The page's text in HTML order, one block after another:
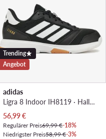
Trending
Angebot
adidas
Ligra 8 Indoor IH8119 · Hallenschuhe
Aktueller Preis
56,99€
Regulärer Preis69,99 €-18%
Niedrigster Preis58,99 €-3%